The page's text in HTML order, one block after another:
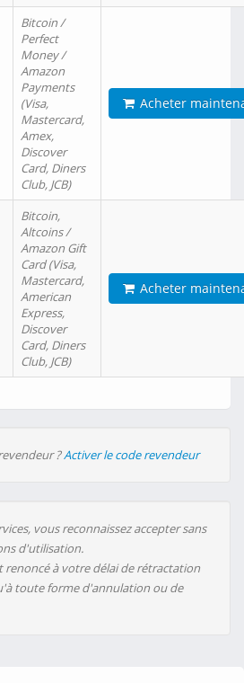
Bitcoin /
Perfect
Money /
Amazon
Payments
(Visa,
Mastercard,
Amex,
Discover
Card, Diners
Club, JCB)
Acheter
Bitcoin,
Altcoins /
Amazon Gift
Card (Visa,
Mastercard,
American
Express,
Discover
Card, Diners
Club, JCB)
Acheter
?Activer le code revendeur
vous reconnaissez accepter sans
d'utilisation.
renoncé à votre délai de rétractation
toute forme d'annulation ou de